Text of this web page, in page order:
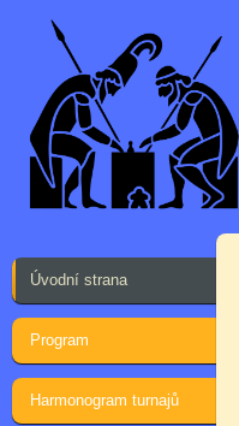
Úvodní strana
Program
Harmonogram turnajů